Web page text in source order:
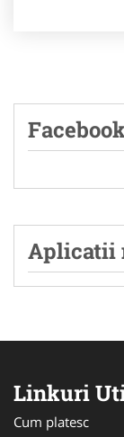
Aplicatii
Linkuri
Cum platesc